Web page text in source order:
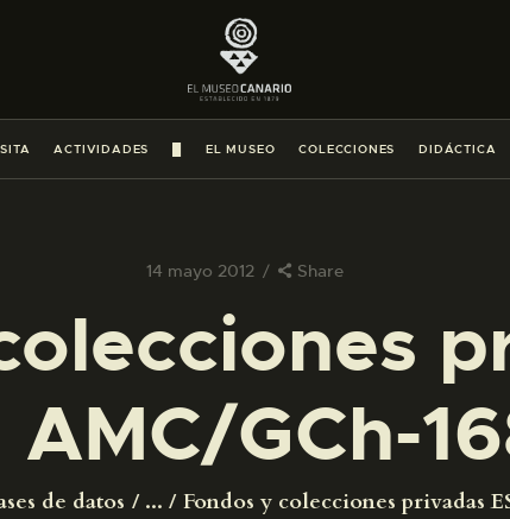
ACTIVIDADES EL MUSEO COLECCIONES DIDÁCTICA
14 mayo 2012 Share
GCh-
de datos ... Fondos y colecciones privadas
LA VISITA
ESPAÑOL